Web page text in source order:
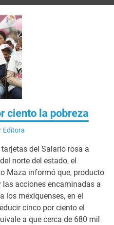
ciento la pobreza
Editora
del Salario rosa a
norte del estado, el
Maza informó que, producto
acciones encaminadas a
los mexiquenses, en el
cinco por ciento el
a que cerca de 680 mil